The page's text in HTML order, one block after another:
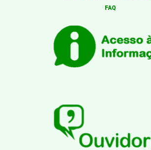
FAQ
Desenvolvido por: